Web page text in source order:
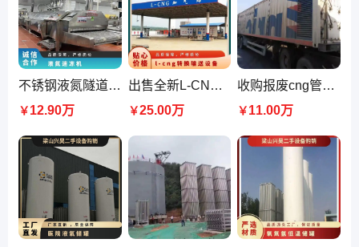
不锈钢液氮隧道速冻机 进口的多层复合材料 具有优良的隔热性能
￥12.90万
出售全新L-CNG加气站 lng潜液泵橇 高压柱塞泵撬 液化天然气加液机
￥25.00万
收购报废cng管束车上装 加气站运输中压车 液压8管CNG运输车
￥11.00万